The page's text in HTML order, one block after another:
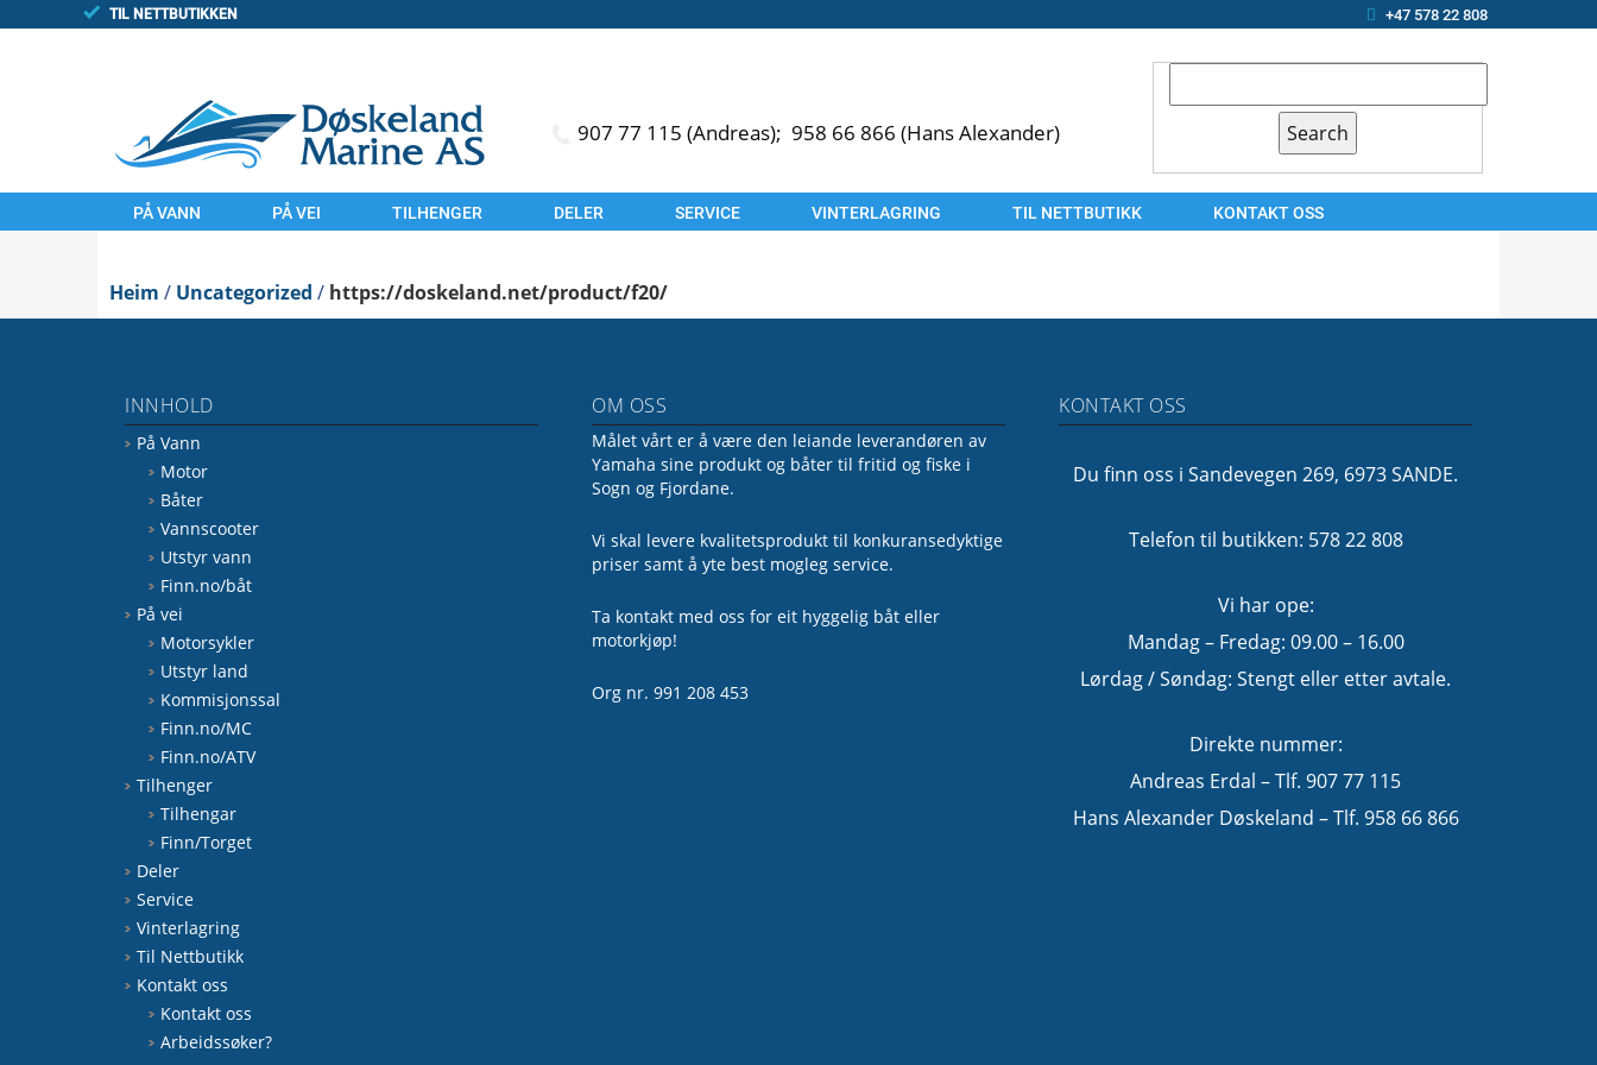
TIL NETTBUTIKKEN +47 578 22 808
907 77 115 (Andreas); 958 66 866 (Hans Alexander)
PÅ VANN
BÅTER
VANN
FINN.NO/BÅT
PÅ VEI
UTSTYR
TILHENGER
FINN/TORGET
DELER SERVICE VINTERLAGRING TIL NETTBUTIKK
KONTAKT OSS
FØLG
Heim / Uncategorized / https://doskeland.net/product/f20/
INNHOLD
På Vann
Motor
Båter
Vannscooter
Utstyr vann
Finn.no/båt
På vei
Motorsykler
Utstyr land
Kommisjonssal
Finn.no/MC
Finn.no/ATV
Tilhenger
Tilhengar
Finn/Torget
Deler
Service
Vinterlagring
Til Nettbutikk
Kontakt oss
Kontakt oss
Arbeidssøker?
OM OSS
Målet vårt er å være den leiande leverandøren av
Yamaha sine produkt og båter til fritid og fiske i
Sogn og Fjordane.
Vi skal levere kvalitetsprodukt til konkuransedyktige
priser samt å yte best mogleg service.
Ta kontakt med oss for eit hyggelig båt eller
motorkjøp!
Org nr. 991 208 453
KONTAKT OSS
Du finn oss i Sandevegen 269, 6973 SANDE.
Telefon til butikken: 578 22 808
Vi har ope:
Mandag – Fredag: 09.00 – 16.00
Lørdag / Søndag: Stengt eller etter avtale.
Direkte nummer:
Andreas Erdal – Tlf. 907 77 115
Hans Alexander Døskeland – Tlf. 958 66 866